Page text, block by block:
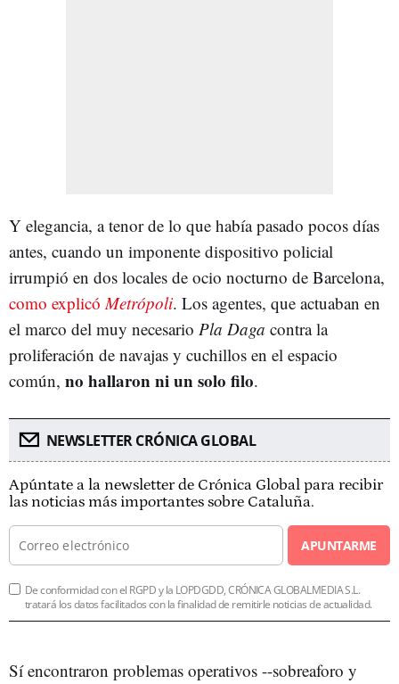
Y elegancia, a tenor de lo que había pasado pocos días
antes, cuando un imponente dispositivo policial
irrumpió en dos locales de ocio nocturno de Barcelona,
como explicóMetrópoli. Los agentes, que actuaban en
el marco del muy necesario Pla Daga contra la
proliferación de navajas y cuchillos en el espacio
común, no hallaron ni un solo filo.
NEWSLETTER CRÓNICA GLOBAL
Apúntate a la newsletter de Crónica Global para recibir
las noticias más importantes sobre Cataluña.
APUNTARME
De conformidad con el RGPD y la LOPDGDD, CRÓNICA GLOBALMEDIA S.L.
tratará los datos facilitados con la finalidad de remitirle noticias de actualidad.
Sí encontraron problemas operativos --sobreaforo y